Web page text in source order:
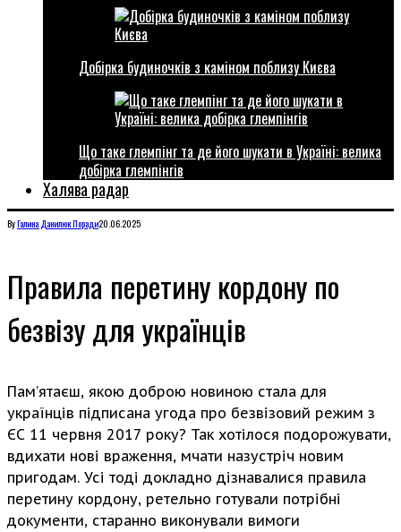
Добірка будиночків з каміном поблизу Києва
Що таке глемпінг та де його шукати в Україні: велика
добірка глемпінгів
Халява радар
ByГалина ДанилюкПоради20.06.2025
Правила перетину кордону по
безвізу для українців
Пам’ятаєш, якою доброю новиною стала для
українців підписана угода про безвізовий режим з
ЄС 11 червня 2017 року? Так хотілося подорожувати,
вдихати нові враження, мчати назустріч новим
пригодам. Усі тоді докладно дізнавалися правила
перетину кордону, ретельно готували потрібні
документи, старанно виконували вимоги